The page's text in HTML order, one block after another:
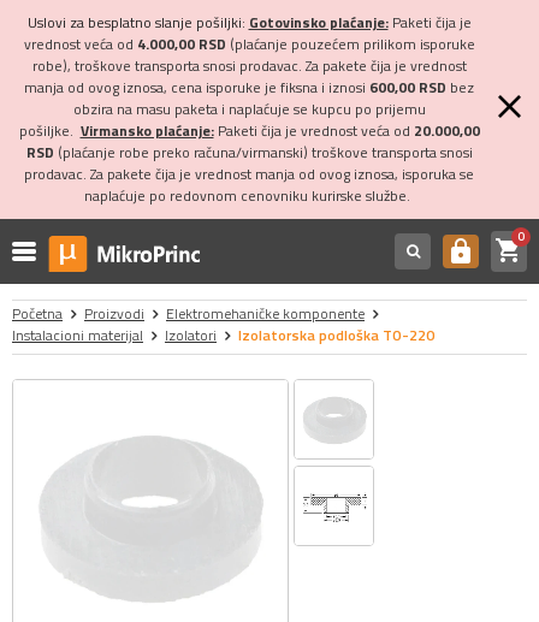
Uslovi za besplatno slanje pošiljki: Gotovinsko plaćanje:Paketi čija je
vrednost veća od 4.000,00 RSD (plaćanje pouzećem prilikom isporuke
robe), troškove transporta snosi prodavac. Za pakete čija je vrednost
manja od ovog iznosa, cena isporuke je fiksna i iznosi 600,00 RSD bez
obzira na masu paketa i naplaćuje se kupcu po prijemu
pošiljke. Virmansko plaćanje:Paketi čija je vrednost veća od 20.000,00
RSD (plaćanje robe preko računa/virmanski) troškove transporta snosi
prodavac. Za pakete čija je vrednost manja od ovog iznosa, isporuka se
naplaćuje po redovnom cenovniku kurirske službe.
https shopping_cart0
Početna Proizvodi
Elektromehaničke komponente
Instalacioni materijal
Izolatori Izolatorska podloška TO-220